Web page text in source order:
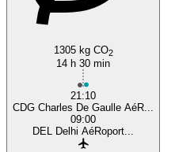
1305 kg CO2
14 h 30 min
21:10
CDG Charles De Gaulle AéR...
09:00
DEL Delhi AéRoport...